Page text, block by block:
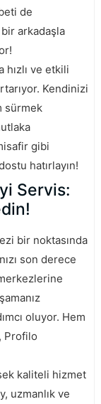
de
arkadaşla
ve etkili
Kendinizi
sürmek
gibi
hatırlayın!
Servis:
bir noktasında
son derece
oluyor. Hem
Profilo
kaliteli hizmet
uzmanlık ve